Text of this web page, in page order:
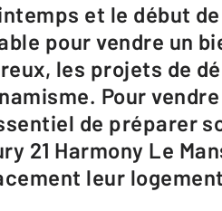
pour vendre un
les projets de
Pour
de préparer
21 Harmony Le
leur